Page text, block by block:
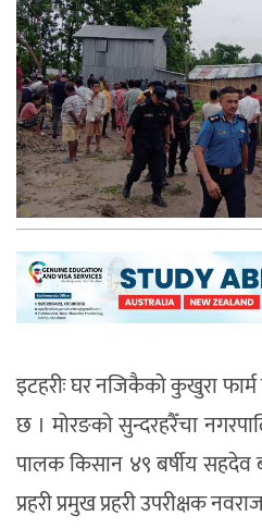
इटहरीःघर नजिकैको कुखुरा
छ । मोरङको सुन्दरहरैँचा
पालक किसान ४९ बर्षीय सहदेव
प्रहरी प्रमुख प्रहरी उपरीक्षक